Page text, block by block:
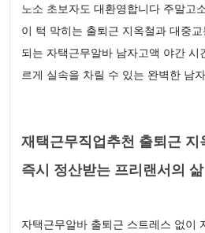
노소 초보자도 대환영합니다 주말고
이 턱 막히는 출퇴근 지옥철과 대중
되는 자택근무알바 남자고액 야간 시
르게 실속을 차릴 수 있는 완벽한 남
재택근무직업추천 출퇴근 지
즉시 정산받는 프리랜서의
자택근무알바 출퇴근 스트레스 없이